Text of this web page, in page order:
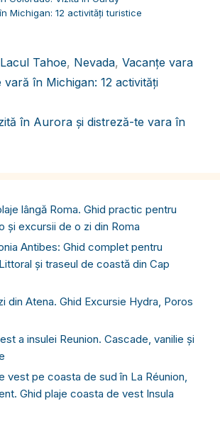
Michigan: 12 activități turistice
Lacul Tahoe, Nevada, Vacanțe vara
vară în Michigan: 12 activități
în Aurora și distreză-te vara în
lângă Roma. Ghid practic pentru
și excursii de o zi din Roma
Antibes: Ghid complet pentru
și traseul de coastă din Cap
din Atena. Ghid Excursie Hydra, Poros
a insulei Reunion. Cascade, vanilie și
vest pe coasta de sud în La Réunion,
Ghid plaje coasta de vest Insula